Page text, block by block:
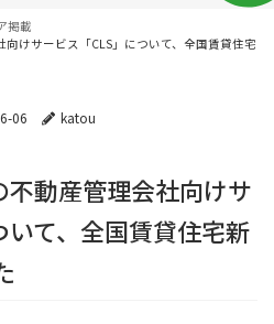
掲載
けサービス「CLS」について、全国賃貸住宅
06 katou
動産管理会社向けサ
いて、全国賃貸住宅新